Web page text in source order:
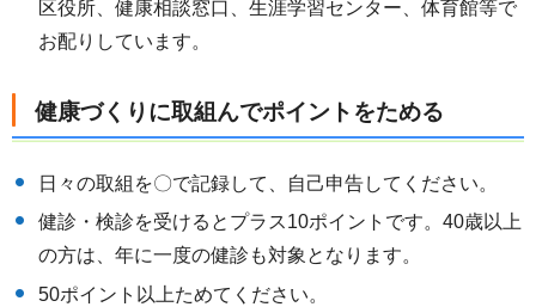
区役所、健康相談窓口、生涯学習センター、体育館等で
お配りしています。
健康づくりに取組んでポイントをためる
日々の取組を〇で記録して、自己申告してください。
健診・検診を受けるとプラス10ポイントです。40歳以上
の方は、年に一度の健診も対象となります。
50ポイント以上ためてください。